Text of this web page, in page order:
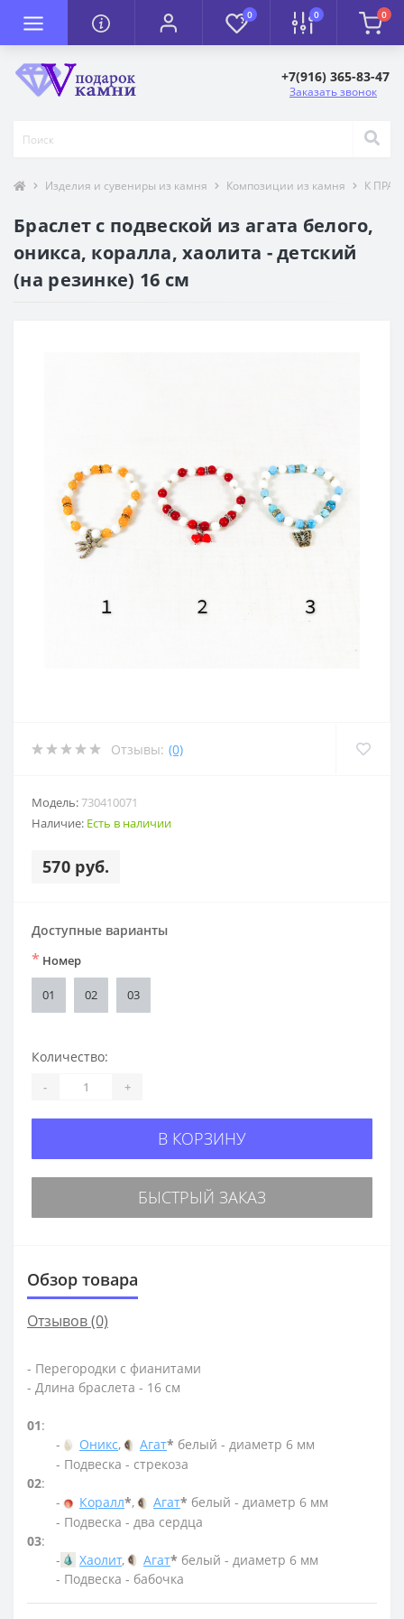
0 0 0
+7(916) 365-83-47
Заказать звонок
Изделия и сувениры из камня Композиции из камня К
Браслет с подвеской из агата белого,
оникса, коралла, хаолита - детский
(на резинке) 16 см
Отзывы: (0)
Модель:730410071
Наличие: Есть в наличии
570 руб.
Доступные варианты
* Номер
01 02 03
Количество:
- +
В КОРЗИНУ
БЫСТРЫЙ ЗАКАЗ
Обзор товара
Отзывов (0)
- Перегородки с фианитами
- Длина браслета - 16 см
01:
-
Оникс, Агат* белый - диаметр 6 мм
- Подвеска - стрекоза
02:
-
Коралл*, Агат* белый - диаметр 6 мм
- Подвеска - два сердца
03:
-
Хаолит, Агат* белый - диаметр 6 мм
- Подвеска - бабочка